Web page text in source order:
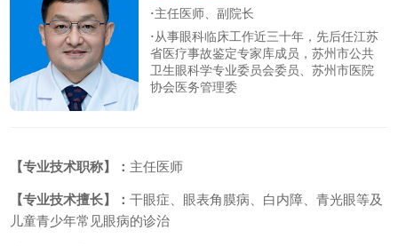
·主任医师、副院长
·从事眼科临床工作近三十年，先后任江苏
省医疗事故鉴定专家库成员，苏州市公共
卫生眼科学专业委员会委员、苏州市医院
协会医务管理委
【专业技术职称】： 主任医师
【专业技术擅长】：干眼症、眼表角膜病、白内障、青光眼等及
儿童青少年常见眼病的诊治